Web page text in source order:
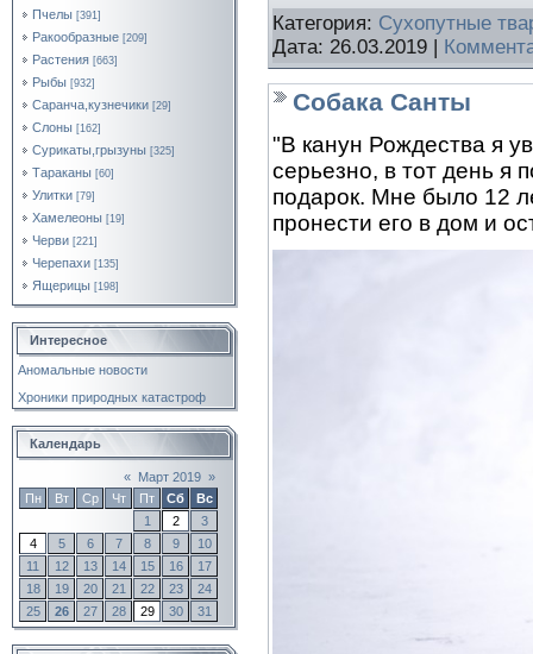
Пчелы [391]
Ракообразные [209]
Растения [663]
Рыбы [932]
Саранча,кузнечики [29]
Слоны [162]
Сурикаты,грызуны [325]
Тараканы [60]
Улитки [79]
Хамелеоны [19]
Черви [221]
Черепахи [135]
Ящерицы [198]
Интересное
Аномальные новости
Хроники природных катастроф
Календарь
« Март 2019 »
Пн
Вт Ср Чт Пт Сб
Вс
1
2
3
4
5 6 7 8 9
10
11
12 13 14 15 16
17
18
19 20 21 22 23
24
25
26 27 28 29 30 31
Категория: Сухопутные
Дата: 26.03.2019
Собака Санты
"В канун Рождества я
серьезно, в тот день я
подарок. Мне было 12
пронести его в дом и